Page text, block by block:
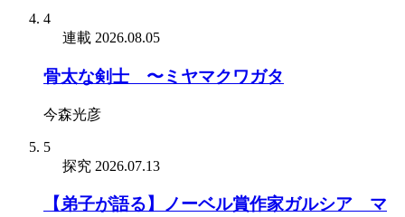
4
連載 2026.08.05
骨太な剣士 〜ミヤマクワガタ
今森光彦
5
探究 2026.07.13
【弟子が語る】ノーベル賞作家ガルシア゠マ